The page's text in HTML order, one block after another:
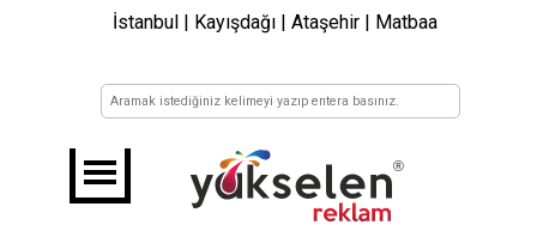
İstanbul | Kayışdağı | Ataşehir | Matbaa